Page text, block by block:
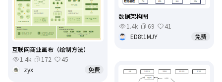
数据架构图
1.4k
69
41
ED8t1MJY
免费
互联网商业画布（绘制方法）
1.4k
172
45
zyx
免费